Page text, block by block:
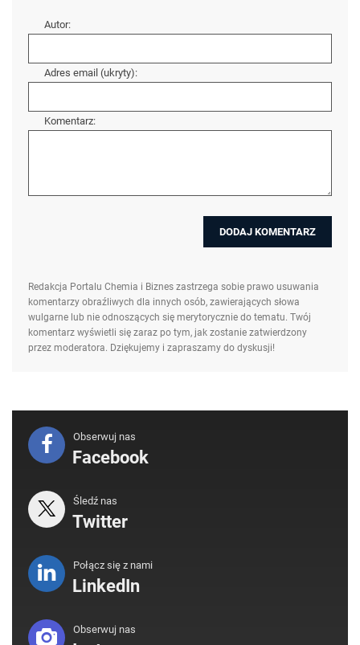
Autor:
Adres email (ukryty):
Komentarz:
Redakcja Portalu Chemia i Biznes zastrzega sobie prawo usuwania
komentarzy obraźliwych dla innych osób, zawierających słowa
wulgarne lub nie odnoszących się merytorycznie do tematu. Twój
komentarz wyświetli się zaraz po tym, jak zostanie zatwierdzony
przez moderatora. Dziękujemy i zapraszamy do dyskusji!
Obserwuj nas
Facebook
Śledź nas
Twitter
Połącz się z nami
LinkedIn
Obserwuj nas